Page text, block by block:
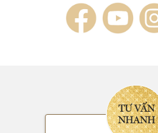
TƯ VẤN
NHANH